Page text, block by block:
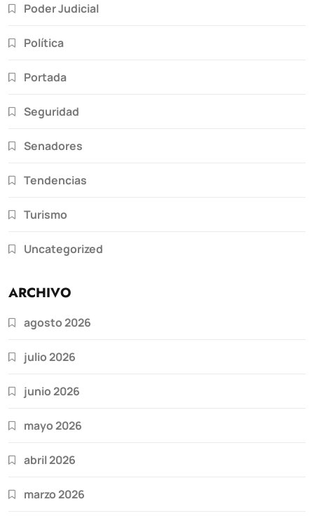
Poder Judicial
Política
Portada
Seguridad
Senadores
Tendencias
Turismo
Uncategorized
ARCHIVO
agosto 2026
julio 2026
junio 2026
mayo 2026
abril 2026
marzo 2026